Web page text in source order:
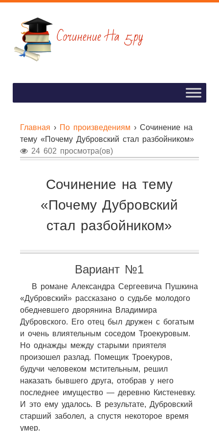
Главная › По произведениям › Cочинение на
тему «Почему Дубровский стал разбойником»
24 602 просмотра(ов)
Cочинение на тему
«Почему Дубровский
стал разбойником»
Вариант №1
В романе Александра Сергеевича Пушкина
«Дубровский» рассказано о судьбе молодого
обедневшего дворянина Владимира
Дубровского. Его отец был дружен с богатым
и очень влиятельным соседом Троекуровым.
Но однажды между старыми приятеля
произошел разлад. Помещик Троекуров,
будучи человеком мстительным, решил
наказать бывшего друга, отобрав у него
последнее имущество — деревню Кистеневку.
И это ему удалось. В результате, Дубровский
старший заболел, а спустя некоторое время
умер.